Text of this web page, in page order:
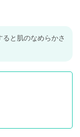
と肌のなめらかさ